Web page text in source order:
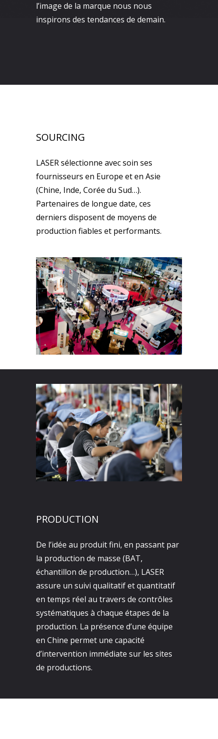
l’image de la marque nous nous
inspirons des tendances de demain.
SOURCING
LASER sélectionne avec soin ses
fournisseurs en Europe et en Asie
(Chine, Inde, Corée du Sud…).
Partenaires de longue date, ces
derniers disposent de moyens de
production fiables et performants.
PRODUCTION
De l’idée au produit fini, en passant par
la production de masse (BAT,
échantillon de production…), LASER
assure un suivi qualitatif et quantitatif
en temps réel au travers de contrôles
systématiques à chaque étapes de la
production. La présence d’une équipe
en Chine permet une capacité
d’intervention immédiate sur les sites
de productions.